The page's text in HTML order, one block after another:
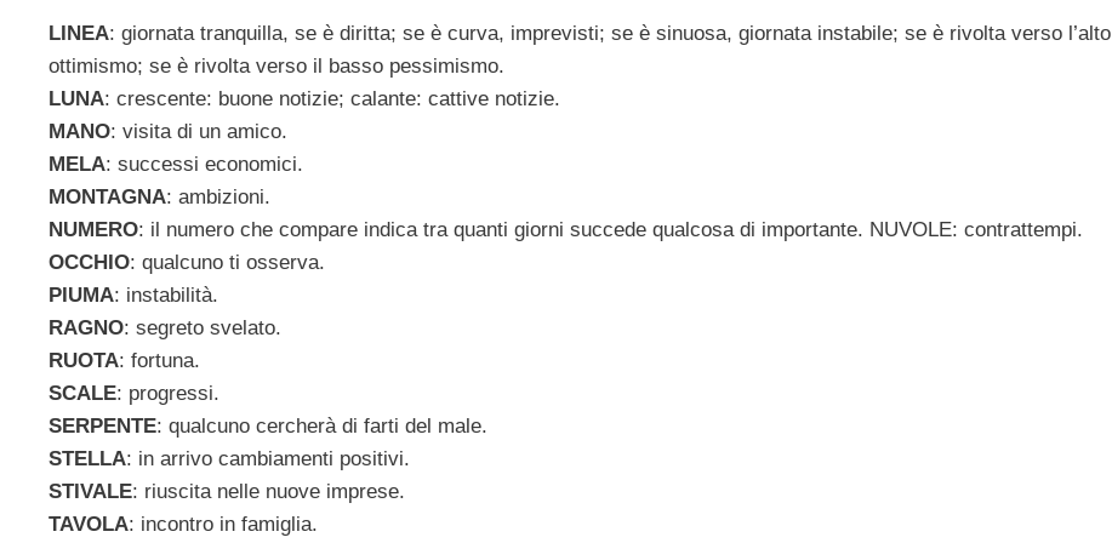
LINEA: giornata tranquilla, se è diritta; se è curva, imprevisti; se è sinuosa, giornata instabile; se è rivolta verso l’alto
ottimismo; se è rivolta verso il basso pessimismo.
LUNA: crescente: buone notizie; calante: cattive notizie.
MANO: visita di un amico.
MELA: successi economici.
MONTAGNA: ambizioni.
NUMERO: il numero che compare indica tra quanti giorni succede qualcosa di importante. NUVOLE: contrattempi.
OCCHIO: qualcuno ti osserva.
PIUMA: instabilità.
RAGNO: segreto svelato.
RUOTA: fortuna.
SCALE: progressi.
SERPENTE: qualcuno cercherà di farti del male.
STELLA: in arrivo cambiamenti positivi.
STIVALE: riuscita nelle nuove imprese.
TAVOLA: incontro in famiglia.